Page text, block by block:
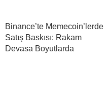
Binance’te Memecoin’lerde
Satış Baskısı: Rakam
Devasa Boyutlarda